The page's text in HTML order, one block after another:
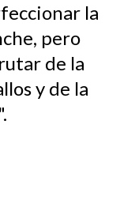
la
pero
de la
y de la